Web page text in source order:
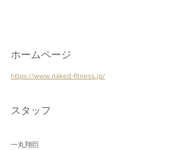
ホームページ
https://www.naked-fitness.jp/
スタッフ
一丸翔巨